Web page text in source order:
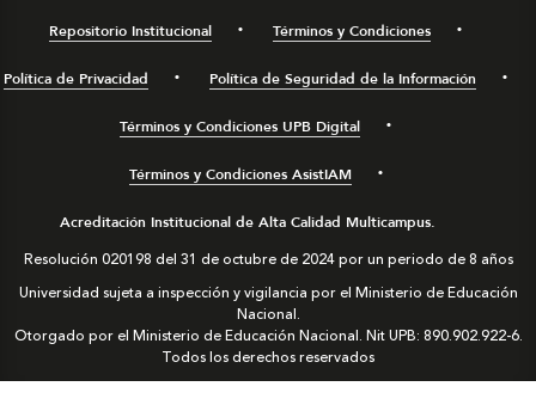
Repositorio Institucional Términos y Condiciones
Política de Privacidad Política de Seguridad de la Información
Términos y Condiciones UPB Digital
Términos y Condiciones AsistIAM
Acreditación Institucional de Alta Calidad Multicampus.
Resolución 020198 del 31 de octubre de 2024 por un periodo de 8 años
Universidad sujeta a inspección y vigilancia por el Ministerio de Educación
Nacional.
Otorgado por el Ministerio de Educación Nacional. Nit UPB: 890.902.922-6.
Todos los derechos reservados